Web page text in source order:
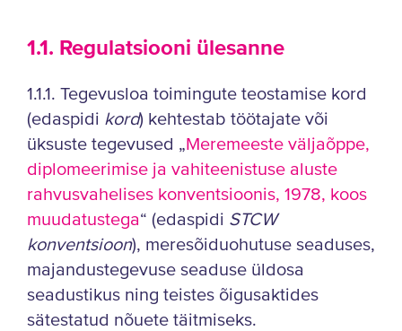
1.1. Regulatsiooni ülesanne
1.1.1. Tegevusloa toimingute teostamise kord
(edaspidi kord) kehtestab töötajate või
üksuste tegevused „Meremeeste väljaõppe,
diplomeerimise ja vahiteenistuse aluste
rahvusvahelises konventsioonis, 1978, koos
muudatustega“ (edaspidi STCW
konventsioon), meresõiduohutuse seaduses,
majandustegevuse seaduse üldosa
seadustikus ning teistes õigusaktides
sätestatud nõuete täitmiseks.